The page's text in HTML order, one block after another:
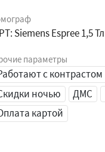
Siemens Espree 1,5 Тл
параметры
с контрастом
ночью
ДМС
картой